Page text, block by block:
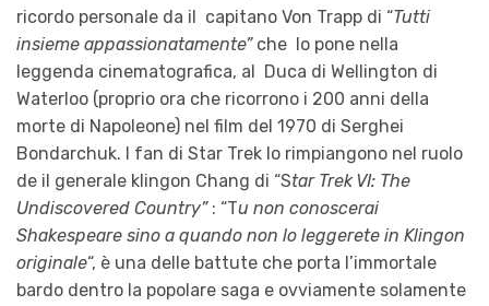
ricordo personale da il capitano Von Trapp di “Tutti
insieme appassionatamente” che lo pone nella
leggenda cinematografica, al Duca di Wellington di
Waterloo (proprio ora che ricorrono i 200 anni della
morte di Napoleone) nel film del 1970 di Serghei
Bondarchuk. I fan di Star Trek lo rimpiangono nel ruolo
de il generale klingon Chang di “Star Trek VI: The
Undiscovered Country”: “Tu non conoscerai
Shakespeare sino a quando non lo leggerete in Klingon
originale“, è una delle battute che porta l’immortale
bardo dentro la popolare saga e ovviamente solamente